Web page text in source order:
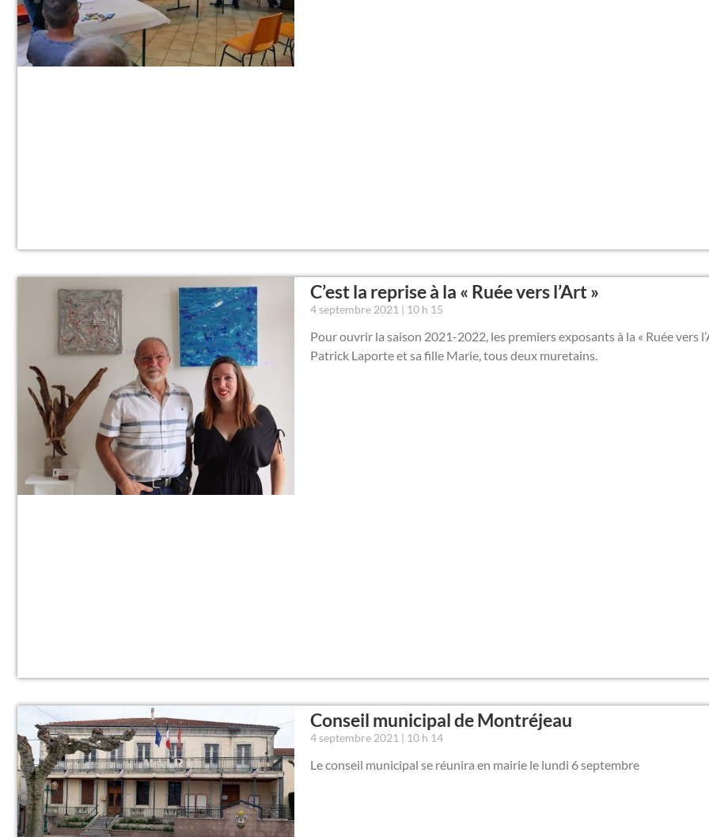
C’est la reprise à la « Ruée vers l’Art »
4 septembre 2021 10 h 15
Pour ouvrir la saison 2021-2022, les premiers exposants à la « Ruée vers
Patrick Laporte et sa fille Marie, tous deux muretains.
Conseil municipal de Montréjeau
4 septembre 2021 10 h 14
Le conseil municipal se réunira en mairie le lundi 6 septembre